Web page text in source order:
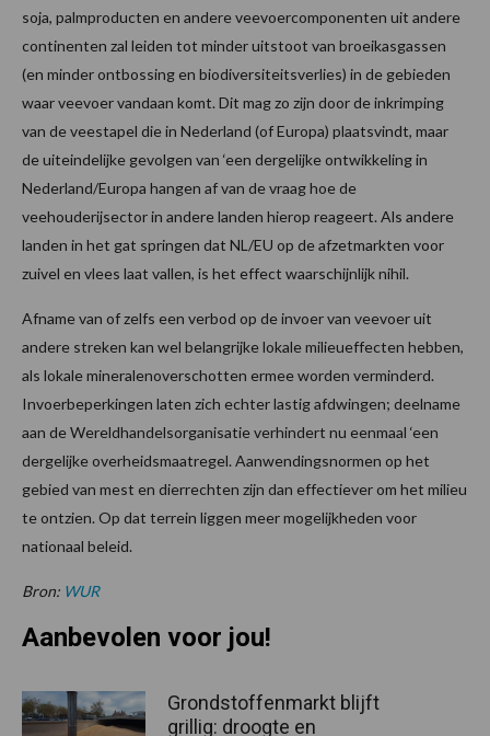
soja, palmproducten en andere veevoercomponenten uit andere
continenten zal leiden tot minder uitstoot van broeikasgassen
(en minder ontbossing en biodiversiteitsverlies) in de gebieden
waar veevoer vandaan komt. Dit mag zo zijn door de inkrimping
van de veestapel die in Nederland (of Europa) plaatsvindt, maar
de uiteindelijke gevolgen van ‘een dergelijke ontwikkeling in
Nederland/Europa hangen af van de vraag hoe de
veehouderijsector in andere landen hierop reageert. Als andere
landen in het gat springen dat NL/EU op de afzetmarkten voor
zuivel en vlees laat vallen, is het effect waarschijnlijk nihil.
Afname van of zelfs een verbod op de invoer van veevoer uit
andere streken kan wel belangrijke lokale milieueffecten hebben,
als lokale mineralenoverschotten ermee worden verminderd.
Invoerbeperkingen laten zich echter lastig afdwingen; deelname
aan de Wereldhandelsorganisatie verhindert nu eenmaal ‘een
dergelijke overheidsmaatregel. Aanwendingsnormen op het
gebied van mest en dierrechten zijn dan effectiever om het milieu
te ontzien. Op dat terrein liggen meer mogelijkheden voor
nationaal beleid.
Bron: WUR
Aanbevolen voor jou!
Grondstoffenmarkt blijft
grillig: droogte en